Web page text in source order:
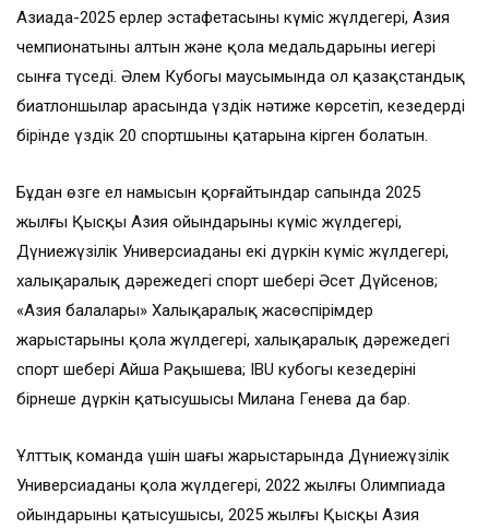
Азиада-2025 ерлер эстафетасының күміс жүлдегері, Азия
чемпионатының алтын және қола медальдарының иегері
сынға түседі. Әлем Кубогы маусымында ол қазақстандық
биатлоншылар арасында үздік нәтиже көрсетіп, кезеңдердің
бірінде үздік 20 спортшының қатарына кірген болатын.
Бұдан өзге ел намысын қорғайтындар сапында 2025
жылғы Қысқы Азия ойындарының күміс жүлдегері,
Дүниежүзілік Универсиаданың екі дүркін күміс жүлдегері,
халықаралық дәрежедегі спорт шебері Әсет Дүйсенов;
«Азия балалары» Халықаралық жасөспірімдер
жарыстарының қола жүлдегері, халықаралық дәрежедегі
спорт шебері Айша Рақышева; IBU кубогы кезеңдерінің
бірнеше дүркін қатысушысы Милана Генева да бар.
Ұлттық команда үшін шаңғы жарыстарында Дүниежүзілік
Универсиаданың қола жүлдегері, 2022 жылғы Олимпиада
ойындарының қатысушысы, 2025 жылғы Қысқы Азия